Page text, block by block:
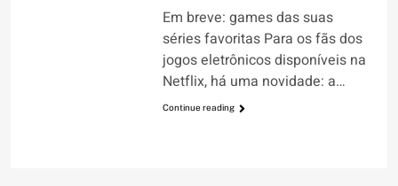
Em breve: games das suas
séries favoritas Para os fãs dos
jogos eletrônicos disponíveis na
Netflix, há uma novidade: a…
Continue reading